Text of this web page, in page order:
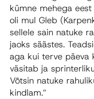
kümne mehega eest
oli mul Gleb
sellele sain natuke
jaoks säästes.
aga kui terve päeva
väsitab ja
Võtsin natuke
kindlam.“